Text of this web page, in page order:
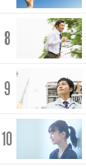
8
9
10